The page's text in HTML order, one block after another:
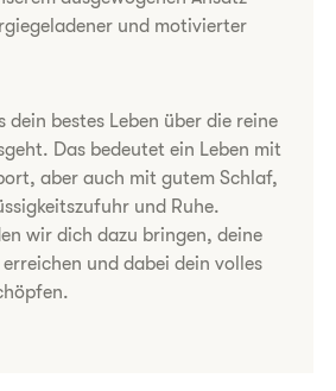
und motivierter
dein bestes Leben über die reine
Das bedeutet ein Leben mit
aber auch mit gutem Schlaf,
und Ruhe.
wir dich dazu bringen, deine
und dabei dein volles